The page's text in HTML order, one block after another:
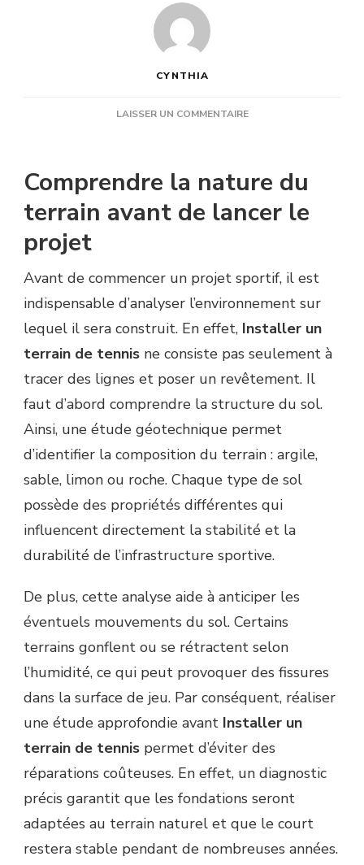
CYNTHIA
LAISSER UN COMMENTAIRESUR
SOL
ELLE
UN
TERRAIN
TENNIS
?
Comprendre la nature du
terrain avant de lancer le
projet
Avant de commencer un projet sportif, il est
indispensable d’analyser l’environnement sur
lequel il sera construit. En effet, Installer un
terrain de tennis ne consiste pas seulement à
tracer des lignes et poser un revêtement. Il
faut d’abord comprendre la structure du sol.
Ainsi, une étude géotechnique permet
d’identifier la composition du terrain : argile,
sable, limon ou roche. Chaque type de sol
possède des propriétés différentes qui
influencent directement la stabilité et la
durabilité de l’infrastructure sportive.
De plus, cette analyse aide à anticiper les
éventuels mouvements du sol. Certains
terrains gonflent ou se rétractent selon
l’humidité, ce qui peut provoquer des fissures
dans la surface de jeu. Par conséquent, réaliser
une étude approfondie avant Installer un
terrain de tennis permet d’éviter des
réparations coûteuses. En effet, un diagnostic
précis garantit que les fondations seront
adaptées au terrain naturel et que le court
restera stable pendant de nombreuses années.